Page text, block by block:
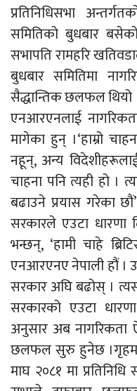
प्रतिनिधिसभा
समितिको बुधबार
सभापति रामहरि
बुधबार समितिमा
सैद्धान्तिक छलफल
एनआरएनलाई
मागेका हुन् ।‘हाम्रो
नहून्, अन्य
चाहना पनि त्यही हो ।
बढाउने प्रयास गरेका
सरकारले एउटा धारणा
भन्छन्, ‘हामी चाहे
एनआरएनए नेपाली हौं ।
सरकार अघि बढोस् ।
सरकारको एउटा
अनुसार अब नागरिकता
छलफल सुरु हुनेछ
माघ २०८१ मा प्रतिनिधि